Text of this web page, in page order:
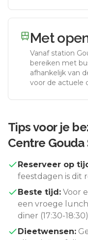
Met
Vanaf station
bereiken met
afhankelijk van
voor de actuele
Tips voor je
Centre
Reserveer op
feestdagen is dit
Beste tijd: Voor
een vroege lunch
diner (17:30-
Dieetwensen: